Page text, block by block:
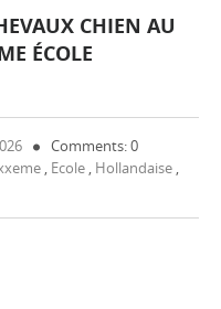
CHIEN AU
ÉCOLE
Comments: 0
, Ecole , Hollandaise ,